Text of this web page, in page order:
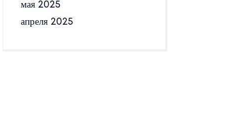
мая 2025
апреля 2025